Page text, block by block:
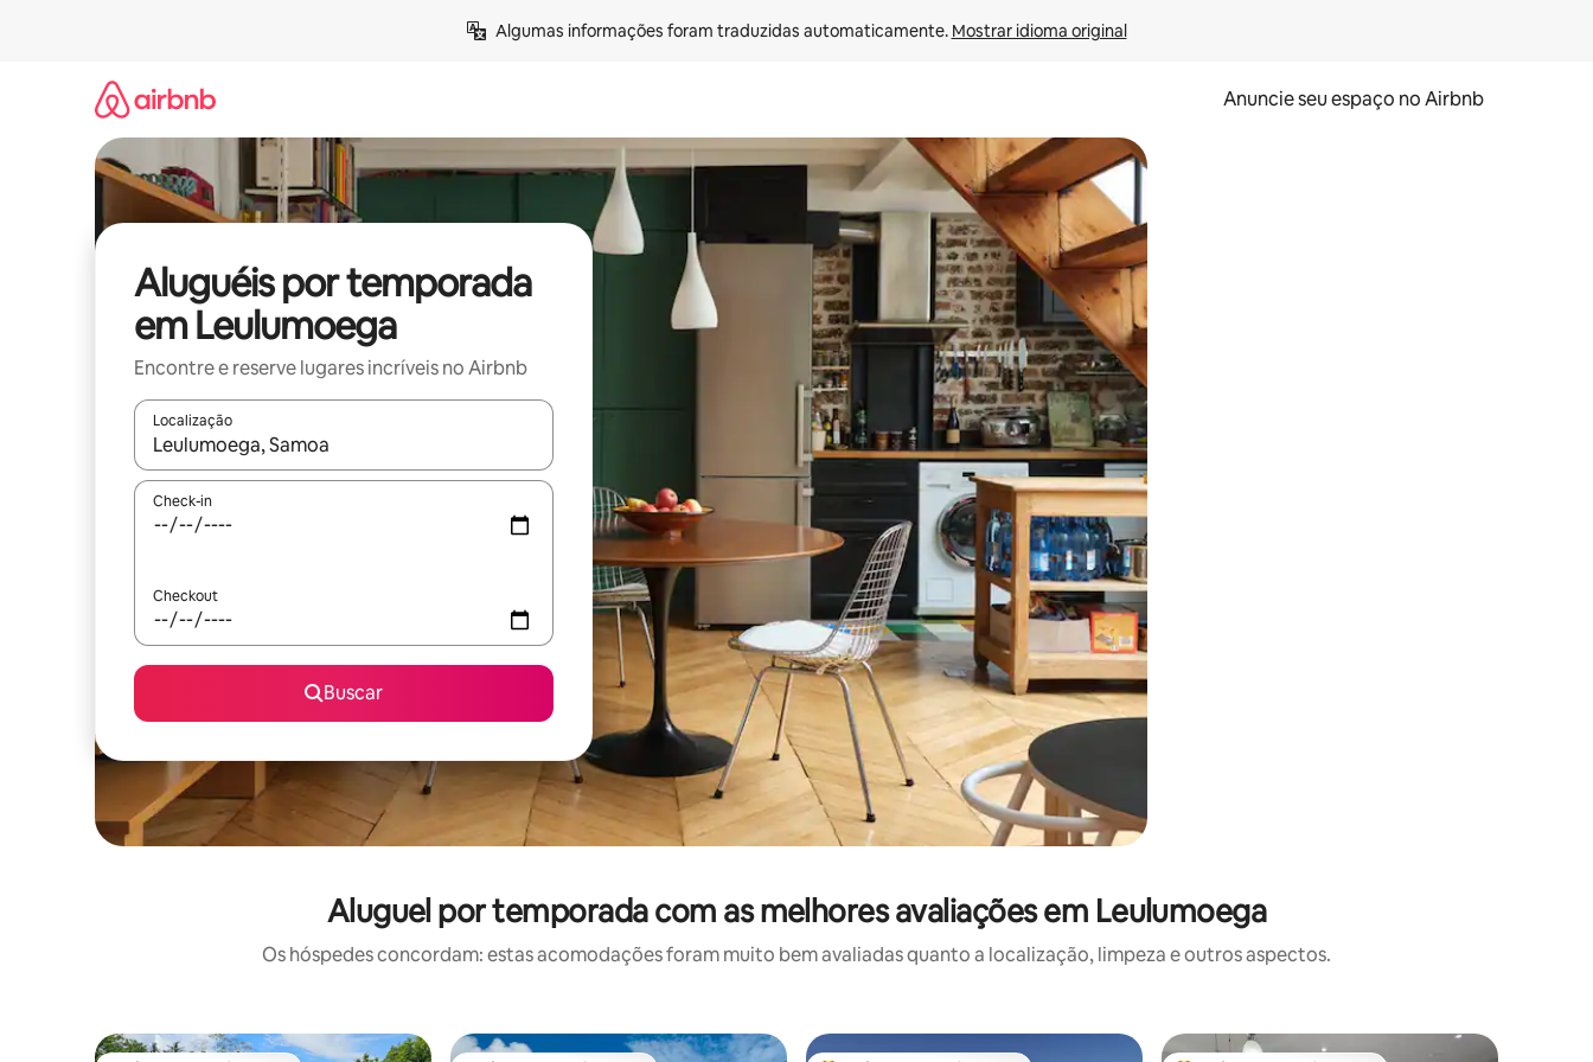
Algumas informações foram traduzidas automaticamente. Mostrar idioma original
Anuncie seu espaço no Airbnb
Aluguéis por temporada
em Leulumoega
Encontre e reserve lugares incríveis no Airbnb
Localização
Quando os resultados estiverem disponíveis, explore-os usando as seta para cima e para baixo do teclado ou tocando e deslizando o dedo na tela.
Check-in
Checkout
Buscar
Aluguel por temporada com as melhores avaliações em Leulumoega
Os hóspedes concordam: estas acomodações foram muito bem avaliadas quanto a localização, limpeza e outros aspectos.